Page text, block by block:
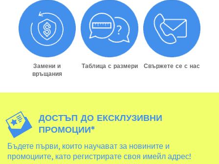
Замени и
връщания
Таблица с размери Свържете се с нас
ДОСТЪП ДО ЕКСКЛУЗИВНИ
ПРОМОЦИИ*
Бъдете първи, които научават за новините и
промоциите, като регистрирате своя имейл адрес!